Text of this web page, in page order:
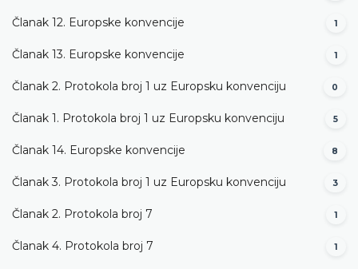
Članak 12. Europske konvencije 1
Članak 13. Europske konvencije 1
Članak 2. Protokola broj 1 uz Europsku konvenciju 0
Članak 1. Protokola broj 1 uz Europsku konvenciju 5
Članak 14. Europske konvencije 8
Članak 3. Protokola broj 1 uz Europsku konvenciju 3
Članak 2. Protokola broj 7 1
Članak 4. Protokola broj 7 1